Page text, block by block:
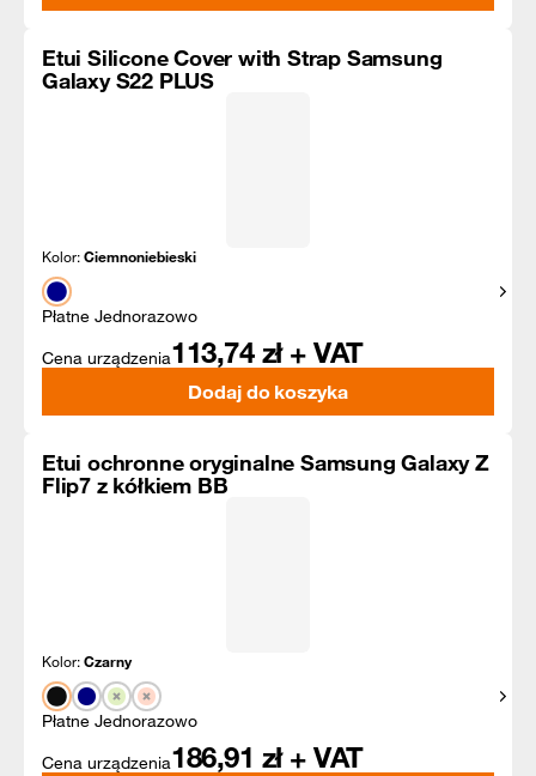
Etui Silicone Cover with Strap Samsung
Galaxy S22 PLUS
Kolor:Ciemnoniebieski
Płatne Jednorazowo
Cena urządzenia113,74 zł + VAT
Dodaj do koszyka
Etui ochronne oryginalne Samsung Galaxy Z
Flip7 z kółkiem BB
Kolor:Czarny
Płatne Jednorazowo
Cena urządzenia186,91 zł + VAT